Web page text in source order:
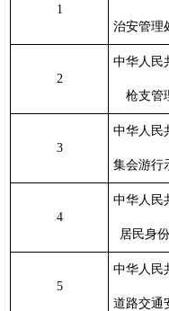
1
治安管理
2
中华人民
枪支管
3
中华人民
集会游行
4
中华人民
居民身
5
中华人民
道路交通